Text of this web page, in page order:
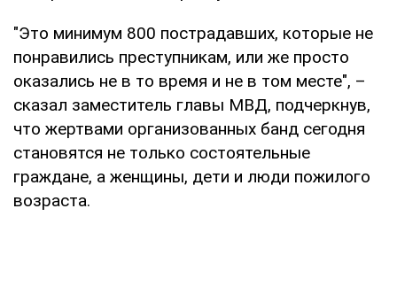
"Это минимум 800 пострадавших, которые не
понравились преступникам, или же просто
оказались не в то время и не в том месте", –
сказал заместитель главы МВД, подчеркнув,
что жертвами организованных банд сегодня
становятся не только состоятельные
граждане, а женщины, дети и люди пожилого
возраста.